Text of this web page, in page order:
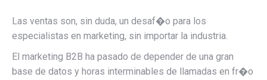
Las ventas son, sin duda, un desaf�o para los
especialistas en marketing, sin importar la industria.
El marketing B2B ha pasado de depender de una gran
base de datos y horas interminables de llamadas en fr�o